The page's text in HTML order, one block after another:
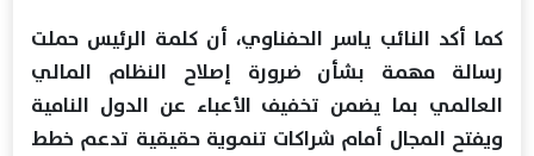
كما أكد النائب ياسر الحفناوي، أن كلمة الرئيس حملت
رسالة مهمة بشأن ضرورة إصلاح النظام المالي
العالمي بما يضمن تخفيف الأعباء عن الدول النامية
ويفتح المجال أمام شراكات تنموية حقيقية تدعم خطط